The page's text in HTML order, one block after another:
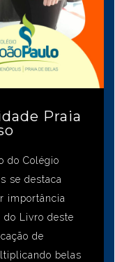
Praia
do Colégio
se destaca
importância
Livro deste
de
belas